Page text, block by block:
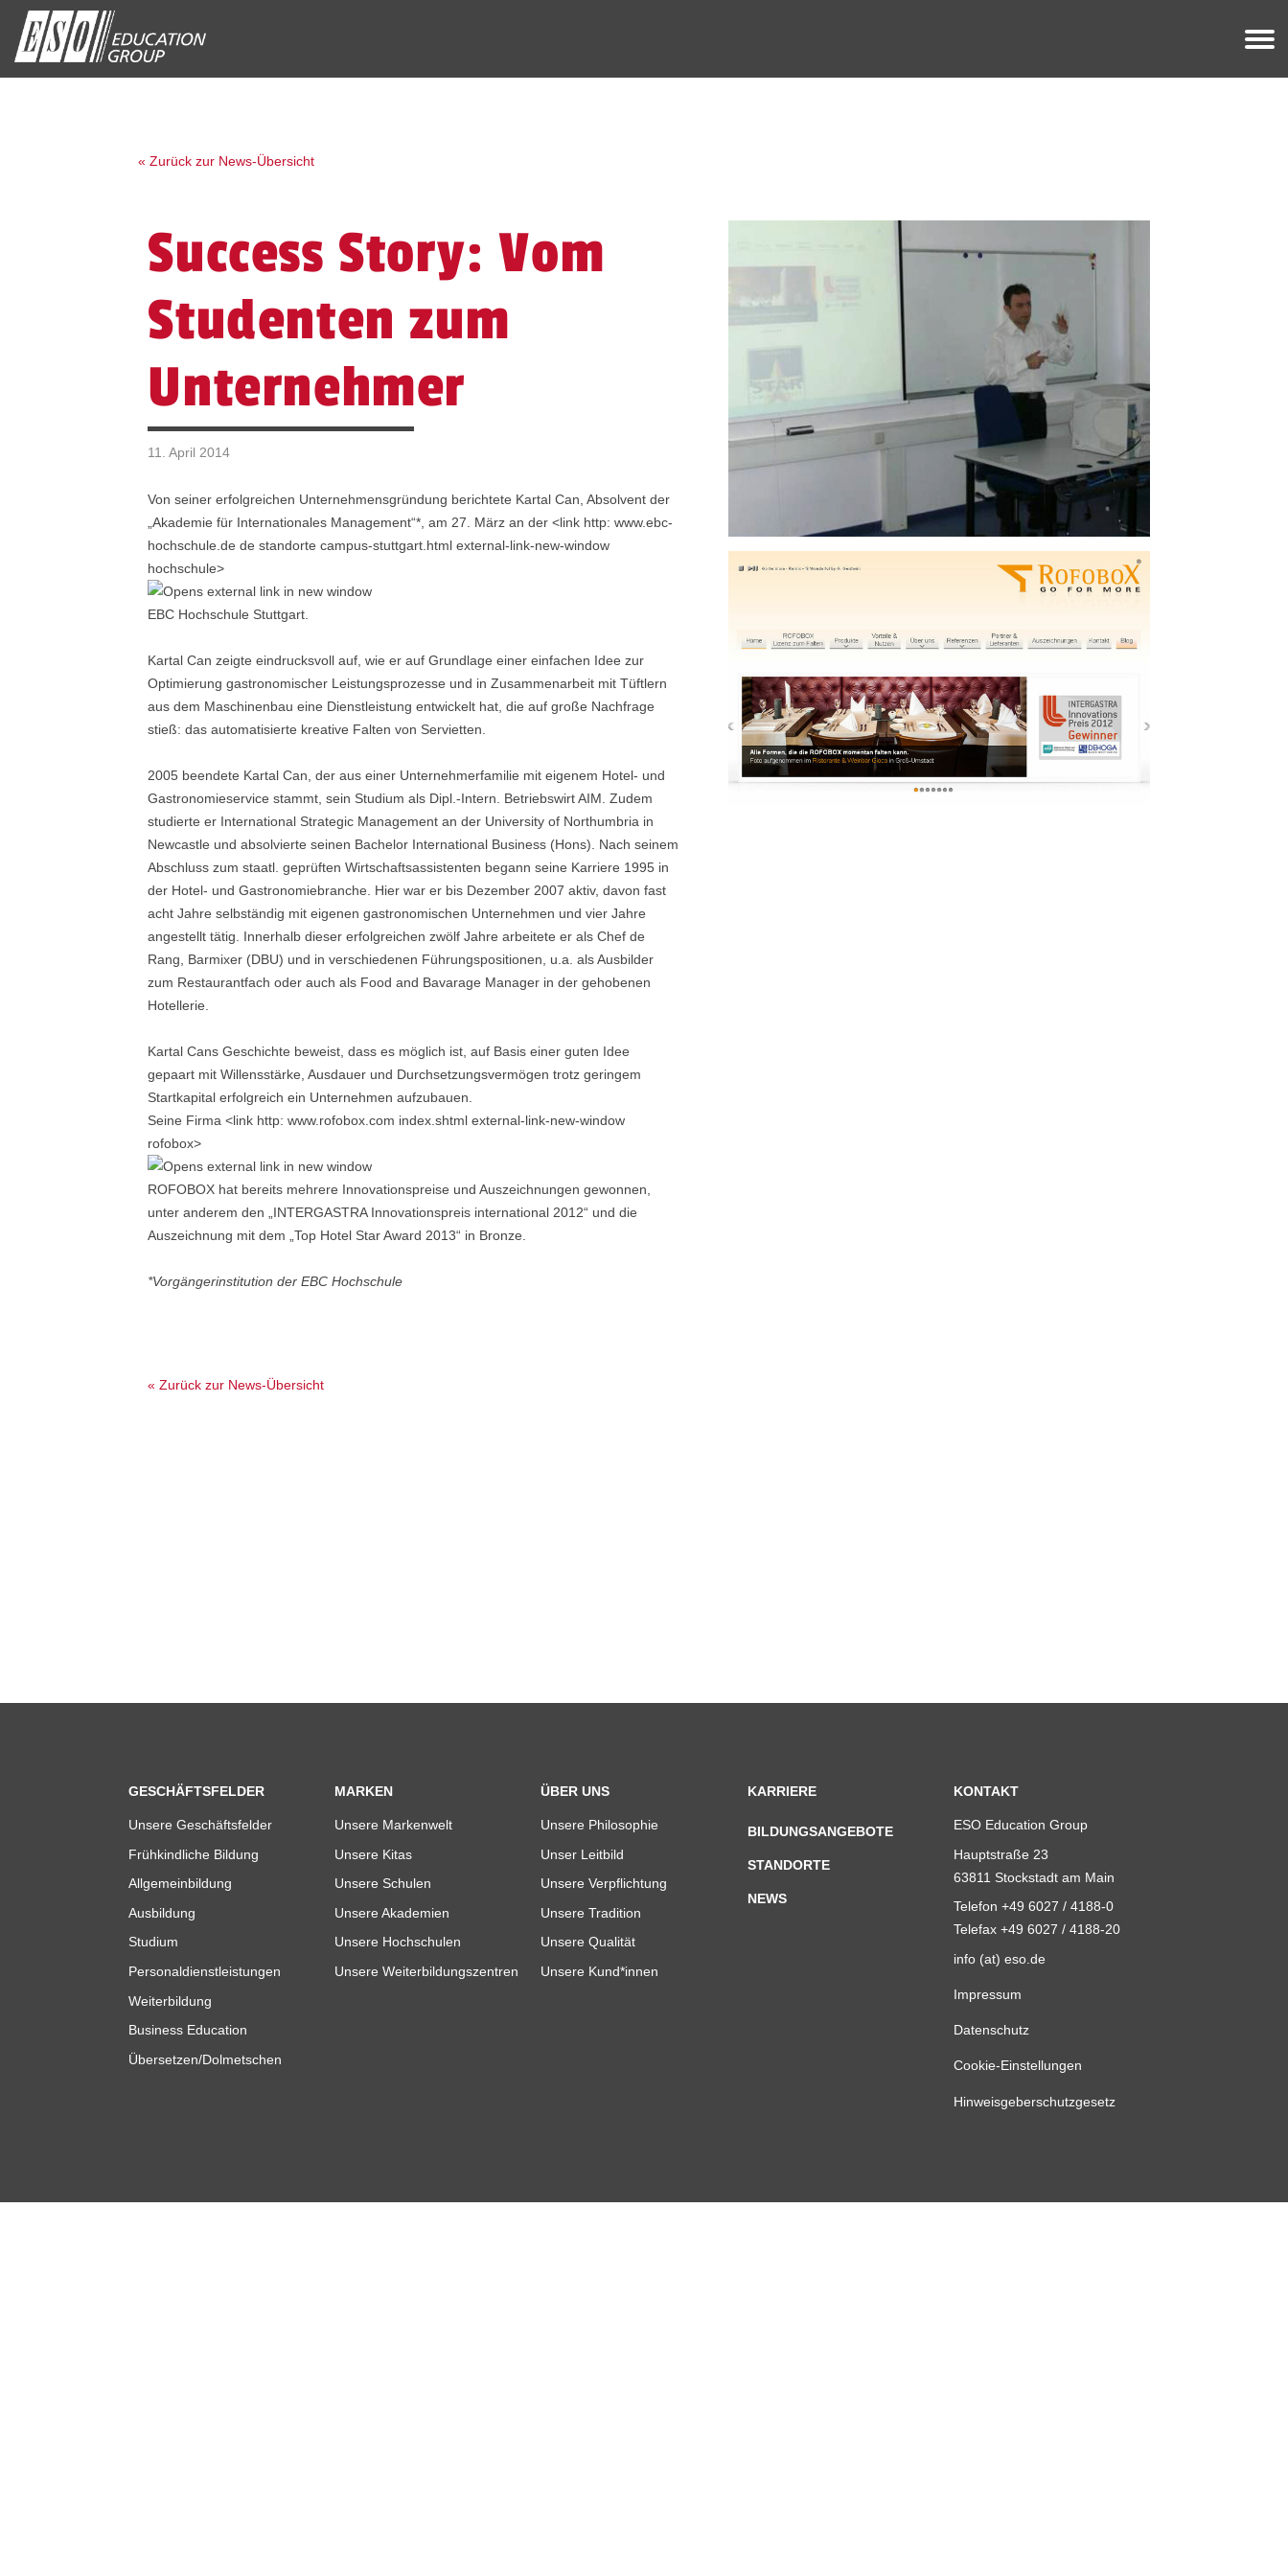
« Zurück zur News-Übersicht
Success Story: Vom
Studenten zum
Unternehmer
11. April 2014
Von seiner erfolgreichen Unternehmensgründung berichtete Kartal Can, Absolvent der
„Akademie für Internationales Management“*, am 27. März an der <link http: www.ebc-
hochschule.de de standorte campus-stuttgart.html external-link-new-window
hochschule>
EBC Hochschule Stuttgart.
Kartal Can zeigte eindrucksvoll auf, wie er auf Grundlage einer einfachen Idee zur
Optimierung gastronomischer Leistungsprozesse und in Zusammenarbeit mit Tüftlern
aus dem Maschinenbau eine Dienstleistung entwickelt hat, die auf große Nachfrage
stieß: das automatisierte kreative Falten von Servietten.
2005 beendete Kartal Can, der aus einer Unternehmerfamilie mit eigenem Hotel- und
Gastronomieservice stammt, sein Studium als Dipl.-Intern. Betriebswirt AIM. Zudem
studierte er International Strategic Management an der University of Northumbria in
Newcastle und absolvierte seinen Bachelor International Business (Hons). Nach seinem
Abschluss zum staatl. geprüften Wirtschaftsassistenten begann seine Karriere 1995 in
der Hotel- und Gastronomiebranche. Hier war er bis Dezember 2007 aktiv, davon fast
acht Jahre selbständig mit eigenen gastronomischen Unternehmen und vier Jahre
angestellt tätig. Innerhalb dieser erfolgreichen zwölf Jahre arbeitete er als Chef de
Rang, Barmixer (DBU) und in verschiedenen Führungspositionen, u.a. als Ausbilder
zum Restaurantfach oder auch als Food and Bavarage Manager in der gehobenen
Hotellerie.
Kartal Cans Geschichte beweist, dass es möglich ist, auf Basis einer guten Idee
gepaart mit Willensstärke, Ausdauer und Durchsetzungsvermögen trotz geringem
Startkapital erfolgreich ein Unternehmen aufzubauen.
Seine Firma <link http: www.rofobox.com index.shtml external-link-new-window
rofobox>
ROFOBOX hat bereits mehrere Innovationspreise und Auszeichnungen gewonnen,
unter anderem den „INTERGASTRA Innovationspreis international 2012“ und die
Auszeichnung mit dem „Top Hotel Star Award 2013“ in Bronze.
*Vorgängerinstitution der EBC Hochschule
« Zurück zur News-Übersicht
GESCHÄFTSFELDER
Unsere Geschäftsfelder
Frühkindliche Bildung
Allgemeinbildung
Ausbildung
Studium
Personaldienstleistungen
Weiterbildung
Business Education
Übersetzen/Dolmetschen
MARKEN
Unsere Markenwelt
Unsere Kitas
Unsere Schulen
Unsere Akademien
Unsere Hochschulen
Unsere Weiterbildungszentren
ÜBER UNS
Unsere Philosophie
Unser Leitbild
Unsere Verpflichtung
Unsere Tradition
Unsere Qualität
Unsere Kund*innen
KARRIERE
BILDUNGSANGEBOTE
STANDORTE
NEWS
KONTAKT
ESO Education Group
Hauptstraße 23
63811 Stockstadt am Main
Telefon +49 6027 / 4188-0
Telefax +49 6027 / 4188-20
info (at) eso.de
Impressum
Datenschutz
Cookie-Einstellungen
Hinweisgeberschutzgesetz